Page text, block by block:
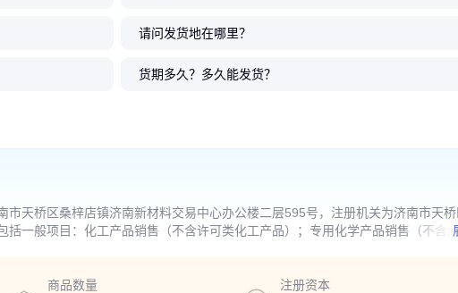
请问发货地在哪里？
货期多久？多久能发货？
市天桥区桑梓店镇济南新材料交易中心办公楼二层595号，注册机关为济南市天
括一般项目：化工产品销售（不含许可类化工产品）；专用化学产品销售（不含
询、技术交流、技术转让、技术推广。（除依法须经批准的项目外，凭营业执照依
商品数量 注册资本